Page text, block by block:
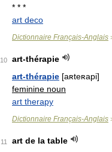
* * *
art deco
Dictionnaire Français-Anglais
10
art-thérapie
art-thérapie [aʀteʀapi]
feminine noun
art therapy
Dictionnaire Français-Anglais
11
art de la table